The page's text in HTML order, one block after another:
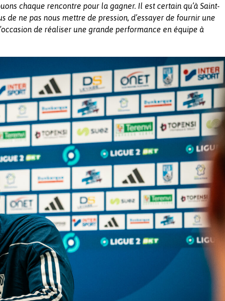
chaque rencontre pour la gagner. Il est certain qu’à Saint-
de ne pas nous mettre de pression, d’essayer de fournir une
de réaliser une grande performance en équipe à